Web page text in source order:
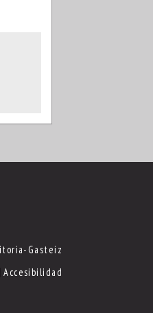
Gasteiz
Accesibilidad